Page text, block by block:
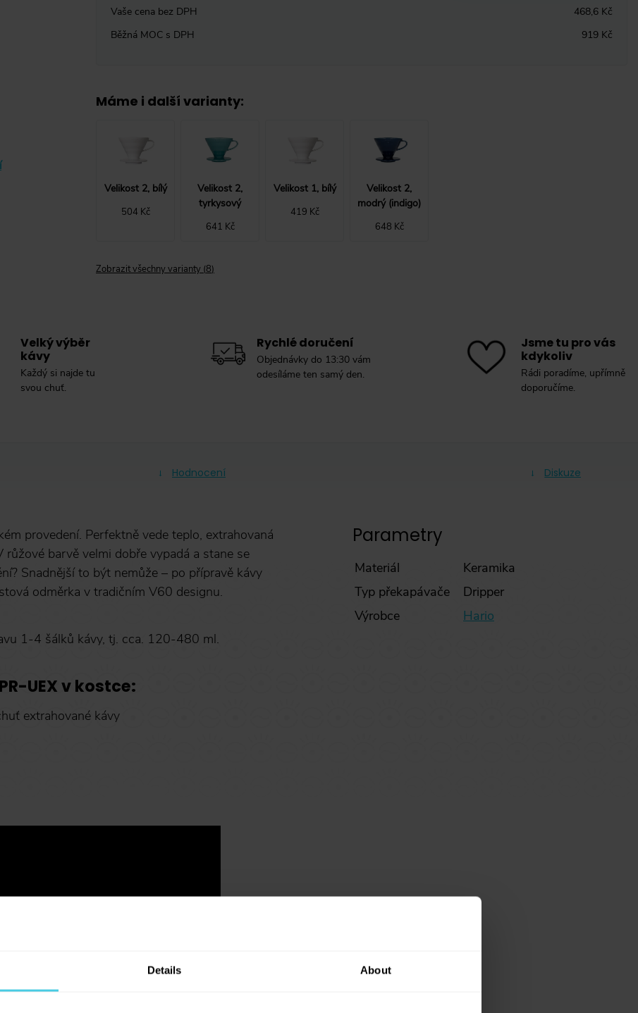
Details About
Vaše cena bez DPH
468,6 Kč
Běžná MOC s DPH
919 Kč
Máme i další varianty:
Velikost 2, bílý
504 Kč
Velikost 2,
tyrkysový
641 Kč
Velikost 1, bílý
419 Kč
Velikost 2,
modrý (indigo)
648 Kč
Zobrazit všechny varianty (8)
Velký výběr
kávy
Každý si najde tu
svou chuť.
Rychlé doručení
Objednávky do 13:30 vám
odesíláme ten samý den.
Jsme tu pro vás
kdykoliv
Rádi poradíme, upřímně
doporučíme.
Hodnocení Diskuze
provedení. Perfektně vede teplo, extrahovaná
barvě velmi dobře vypadá a stane se
Snadnější to být nemůže – po přípravě kávy
odměrka v tradičním V60 designu.
1-4 šálků kávy, tj. cca. 120-480 ml.
UEX v kostce:
extrahované kávy
Parametry
Materiál
Keramika
Typ překapávače
Dripper
Výrobce
Hario